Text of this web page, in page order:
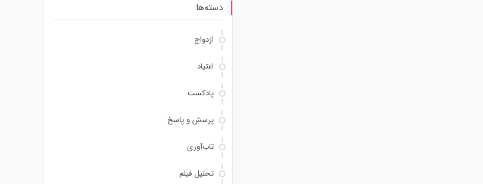
دسته‌ها
ازدواج
اعتیاد
پادکست
پرسش و پاسخ
تاب‌آوری
تحلیل فیلم